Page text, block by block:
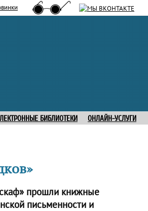
БИБЛИОТЕКИ ОНЛАЙН-УСЛУГИ
прошли книжные
письменности и